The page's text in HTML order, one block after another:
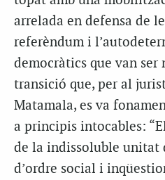
arrelada en defensa de
referèndum i
democràtics que van ser
transició que, per al
Matamala, es va
a principis intocables:
de la indissoluble unitat
d’ordre social i